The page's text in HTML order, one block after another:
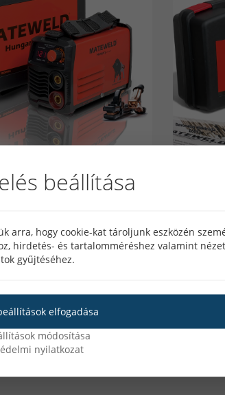
hegesztő + Lift
értékelés
Ft
Super
Tig
Lista
beállítása
arra, hogy cookie-kat tároljunk eszközén
hirdetés- és tartalomméréshez valamint
gyűjtéséhez.
elfogadása
módosítása
nyilatkozat